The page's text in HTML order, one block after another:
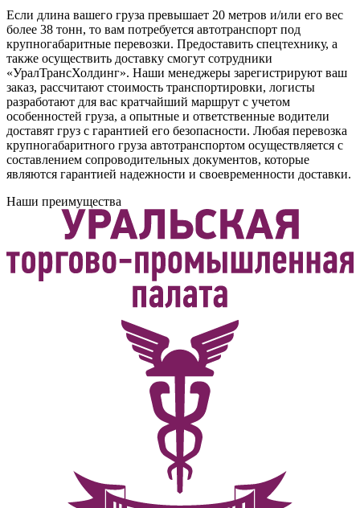
Если длина вашего груза превышает 20 метров и/или его вес
более 38 тонн, то вам потребуется автотранспорт под
крупногабаритные перевозки. Предоставить спецтехнику, а
также осуществить доставку смогут сотрудники
«УралТрансХолдинг». Наши менеджеры зарегистрируют ваш
заказ, рассчитают стоимость транспортировки, логисты
разработают для вас кратчайший маршрут с учетом
особенностей груза, а опытные и ответственные водители
доставят груз с гарантией его безопасности. Любая перевозка
крупногабаритного груза автотранспортом осуществляется с
составлением сопроводительных документов, которые
являются гарантией надежности и своевременности доставки.
Наши преимущества